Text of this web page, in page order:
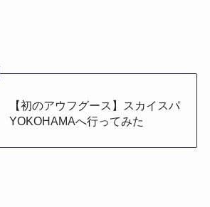
【初のアウフグース】スカイスパ
YOKOHAMAへ行ってみた